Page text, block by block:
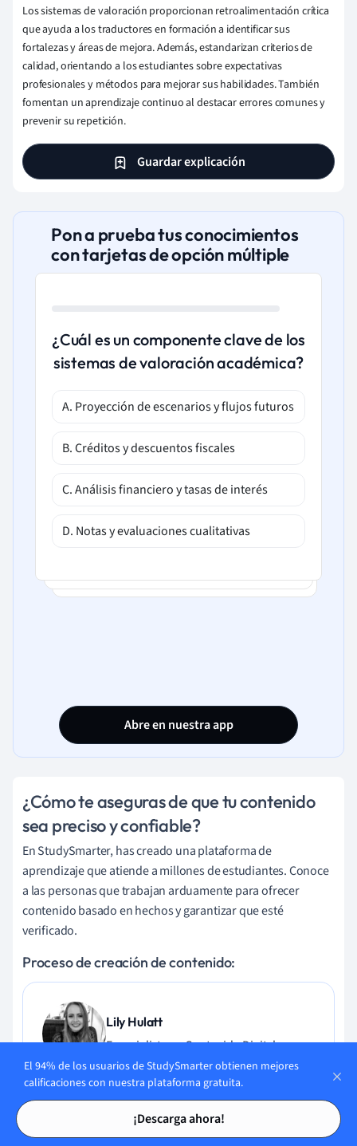
Tarjetas de estudio
Tarjetas de estudio
Los sistemas de valoración proporcionan retroalimentación crítica
que ayuda a los traductores en formación a identificar sus
fortalezas y áreas de mejora. Además, estandarizan criterios de
calidad, orientando a los estudiantes sobre expectativas
profesionales y métodos para mejorar sus habilidades. También
fomentan un aprendizaje continuo al destacar errores comunes y
prevenir su repetición.
Guardar explicación
Pon a prueba tus conocimientos
con tarjetas de opción múltiple
¿Cuál es un componente clave de los
sistemas de valoración académica?
A. Proyección de escenarios y flujos futuros
B. Créditos y descuentos fiscales
C. Análisis financiero y tasas de interés
D. Notas y evaluaciones cualitativas
Abre en nuestra app
¿Cómo te aseguras de que tu contenido
sea preciso y confiable?
En StudySmarter, has creado una plataforma de
aprendizaje que atiende a millones de estudiantes. Conoce
a las personas que trabajan arduamente para ofrecer
contenido basado en hechos y garantizar que esté
verificado.
Proceso de creación de contenido:
Lily Hulatt
Especialista en Contenido Digital
Lily Hulatt es una especialista en contenido digital con más
de tres años de experiencia en estrategia de contenido y
diseño curricular. Obtuvo su doctorado en Literatura
Inglesa en la Universidad de Durham en 2022, enseñó en el
El 94% de los usuarios de StudySmarter obtienen mejores
calificaciones con nuestra plataforma gratuita.
¡Descarga ahora!